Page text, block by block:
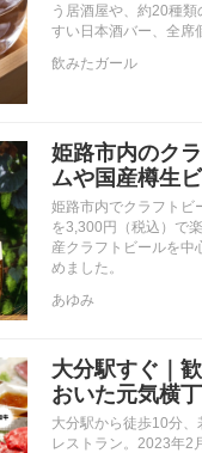
う居酒屋や、約20種
すい日本酒バー、全席
飲みたガール
姫路市内のク
ムや国産樽生
姫路市内でクラフトビ
を3,300円（税込）で
産クラフトビールを中
めました。
あゆみ
大分駅すぐ｜
おいた元気横
大分駅から徒歩10分
レストラン。2023年2